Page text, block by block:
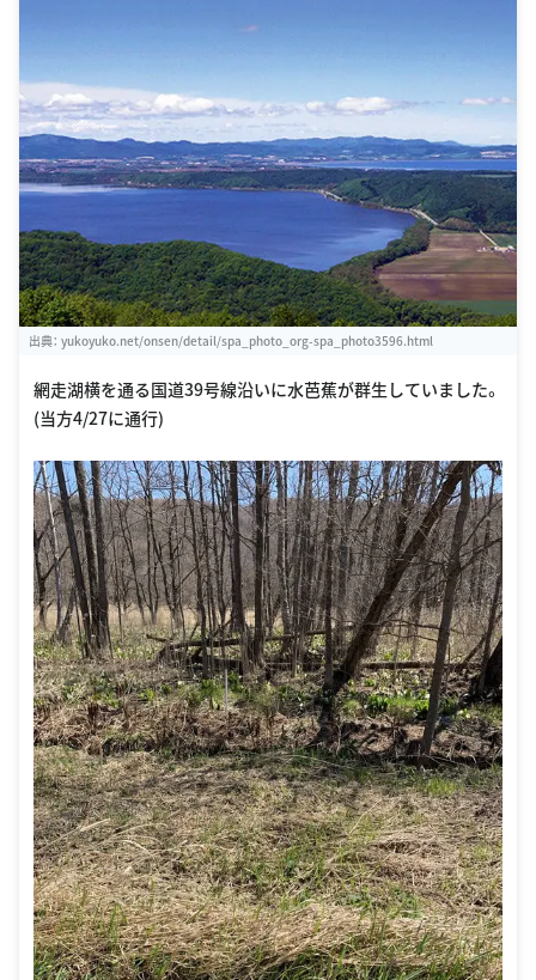
出典： yukoyuko.net/onsen/detail/spa_photo_org-spa_photo3596.html
網走湖横を通る国道39号線沿いに水芭蕉が群生していました。
(当方4/27に通行)